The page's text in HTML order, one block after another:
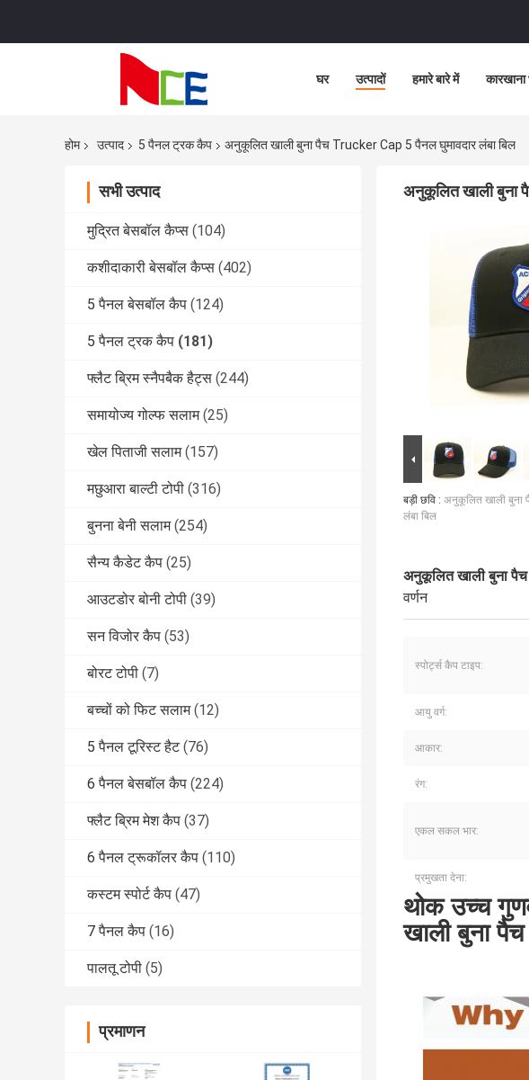
घर उत्पादों हमारे बारे में
होम उत्पाद 5 पैनल ट्रक कैप अनुकूलित खाली बुना पैच Trucker Cap 5 पैनल घुमावदार लंबा बिल
सभी उत्पाद
मुद्रित बेसबॉल कैप्स (104)
कशीदाकारी बेसबॉल कैप्स (402)
5 पैनल बेसबॉल कैप (124)
5 पैनल ट्रक कैप (181)
फ्लैट ब्रिम स्नैपबैक हैट्स (244)
समायोज्य गोल्फ सलाम (25)
खेल पिताजी सलाम (157)
मछुआरा बाल्टी टोपी (316)
बुनना बेनी सलाम (254)
सैन्य कैडेट कैप (25)
आउटडोर बोनी टोपी (39)
सन विजोर कैप (53)
बोरट टोपी (7)
बच्चों को फिट सलाम (12)
5 पैनल टूरिस्ट हैट (76)
6 पैनल बेसबॉल कैप (224)
फ्लैट ब्रिम मेश कैप (37)
6 पैनल ट्रूकॉलर कैप (110)
कस्टम स्पोर्ट कैप (47)
7 पैनल कैप (16)
पालतू टोपी (5)
प्रमाणन
अनुकूलित खाली बुना
बड़ी छवि : अनुकूलित खाली बुना
लंबा बिल
अनुकूलित खाली बुना
वर्णन
स्पोर्ट्स कैप टाइप:
आयु वर्ग:
आकार:
रंग:
एकल सकल भार:
प्रमुखता देना:
थोक उच्च
खाली बुना पैच